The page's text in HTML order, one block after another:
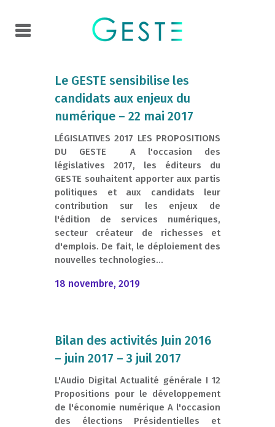
Le GESTE sensibilise les
candidats aux enjeux du
numérique – 22 mai 2017
LÉGISLATIVES 2017 LES PROPOSITIONS
DU GESTE A l'occasion des
législatives 2017, les éditeurs du
GESTE souhaitent apporter aux partis
politiques et aux candidats leur
contribution sur les enjeux de
l'édition de services numériques,
secteur créateur de richesses et
d'emplois. De fait, le déploiement des
nouvelles technologies...
18 novembre, 2019
Bilan des activités Juin 2016
– juin 2017 – 3 juil 2017
L'Audio Digital Actualité générale I 12
Propositions pour le développement
de l'économie numérique A l'occasion
des élections Présidentielles et